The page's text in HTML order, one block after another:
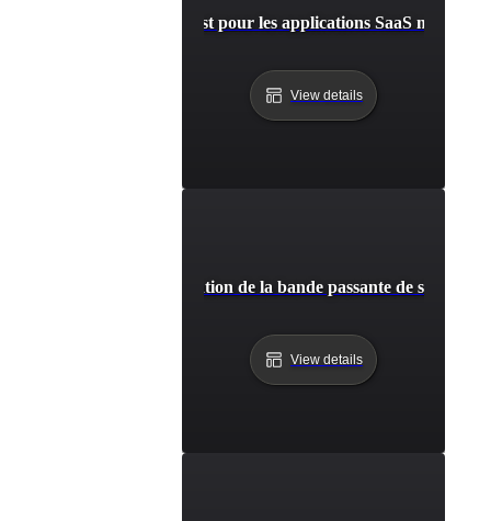
Capacité de test pour les applications SaaS multi-
View details
de test pour l'utilisation de la bande passante de
View details